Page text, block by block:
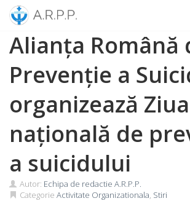
SkipAlianța Română
Prevenție a
organizează Ziua
națională de
a suicidului
Autor: Echipa de redactie A.R.P.P.
Categorie Activitate Organizationala, Stiri